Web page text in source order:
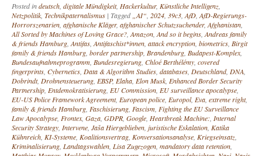
Posted indeutsch digitale Mündigkeit, Hackerkultur, Künstliche Intelligenz
Netzpolitik Technikpaternalismus | Tagged „AI“ 2024 39c3 AfD AfD-Regierungs-
Horrorszenarien afghanische Kläger, afghanischer Schutzsuchender, Afghanistan
All Sorted by Machines of Loving Grace? Amazon And so it begins Andreas family
& friends Hamburg Antifas Antifaschist*innen attack encryption biometrics Birgit
family & friends Hamburg border partnership Brandenburg Budapest-Komplex,
Bundesaufnahmeprogramm Bundesregierung Chloé Berthélémy covered
fingerprints Cybernetics Data & Algorithm Studies databases Deutschland, DNA
Dobrindt, Drohnensteuerung EBSP, Elaha Elon Musk Enhanced Border Security
Partnership Entdemokratisierung EU Commission EU surveillance apocalypse
EU-US Police Framework Agreement, European police Europol, Eva extreme right,
family & friends Hamburg Faschisierung Fascism Fighting the EU Surveillance
Law Apocalypse Frontex, Gaza GDPR Google Heartbreak Machine: Internal
Security Strategy Intervene Jaša Hiergeblieben juristische Eskalation Katika
Kühnreich KI-Systeme Koalitionsvertrag Konversationsanalyse Kriegseinsatz
Kriminalisierung Landtagswahlen Lisa Zugezogen mandatory data retention